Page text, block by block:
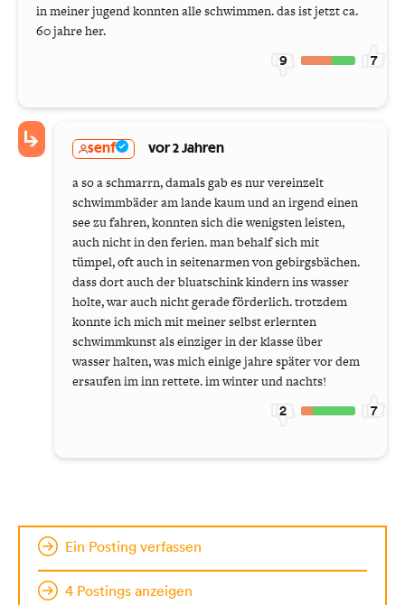
in meiner jugend konnten alle schwimmen. das ist jetzt ca.
60 jahre her.
9 7
senf vor 2 Jahren
a so a schmarrn, damals gab es nur vereinzelt
schwimmbäder am lande kaum und an irgend einen
see zu fahren, konnten sich die wenigsten leisten,
auch nicht in den ferien. man behalf sich mit
tümpel, oft auch in seitenarmen von gebirgsbächen.
dass dort auch der bluatschink kindern ins wasser
holte, war auch nicht gerade förderlich. trotzdem
konnte ich mich mit meiner selbst erlernten
schwimmkunst als einziger in der klasse über
wasser halten, was mich einige jahre später vor dem
ersaufen im inn rettete. im winter und nachts!
2 7
Ein Posting verfassen
4 Postings anzeigen